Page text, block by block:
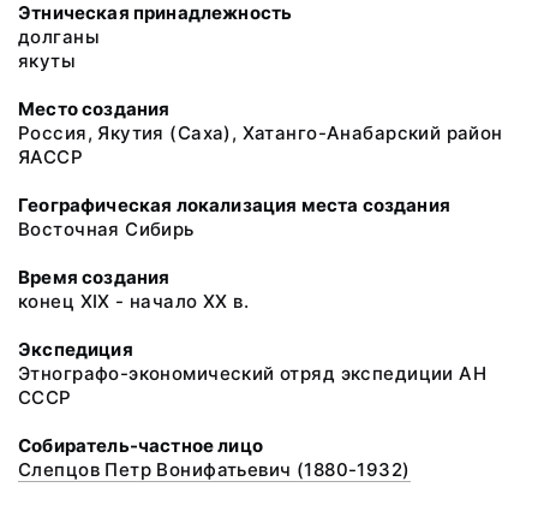
Этническая принадлежность
долганы
якуты
Место создания
Россия, Якутия (Саха), Хатанго-Анабарский район
ЯАССР
Географическая локализация места создания
Восточная Сибирь
Время создания
конец XIX - начало XX в.
Экспедиция
Этнографо-экономический отряд экспедиции АН
СССР
Собиратель-частное лицо
Слепцов Петр Вонифатьевич (1880-1932)